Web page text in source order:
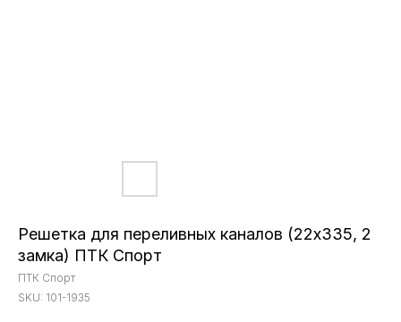
Решетка для переливных каналов (22х335, 2
замка) ПТК Спорт
ПТК Спорт
SKU: 101-1935